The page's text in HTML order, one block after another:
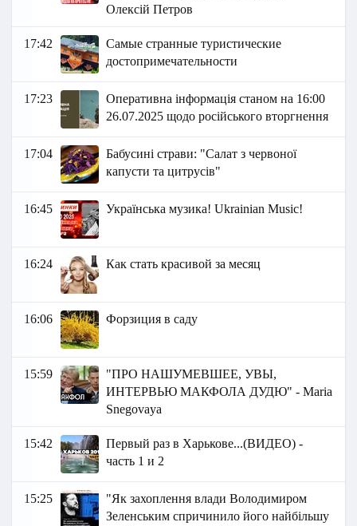
Олексій Петров
17:42
Самые странные туристические
достопримечательности
17:23
Оперативна інформація станом на 16:00
26.07.2025 щодо російського вторгнення
17:04
Бабусині страви: "Салат з червоної
капусти та цитрусів"
16:45 Українська музика! Ukrainian Music!
16:24 Как стать красивой за месяц
16:06 Форзиция в саду
15:59
"ПРО НАШУМЕВШЕЕ, УВЫ,
ИНТЕРВЬЮ МАКФОЛА ДУДЮ" - Maria
Snegovaya
15:42
Первый раз в Харькове...(ВИДЕО) -
часть 1 и 2
15:25
"Як захоплення влади Володимиром
Зеленським спричинило його найбільшу